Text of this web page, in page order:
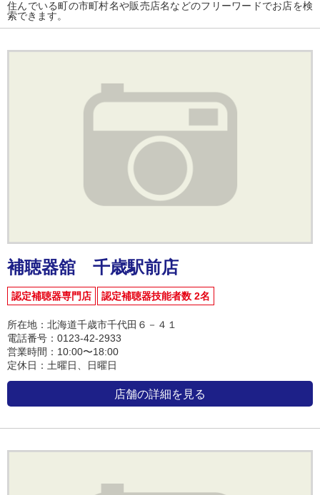
住んでいる町の市町村名や販売店名などのフリーワードでお店を検
索できます。
補聴器舘 千歳駅前店
認定補聴器専門店 認定補聴器技能者数 2名
所在地：北海道千歳市千代田６－４１
電話番号：0123-42-2933
営業時間：10:00〜18:00
定休日：土曜日、日曜日
店舗の詳細を見る